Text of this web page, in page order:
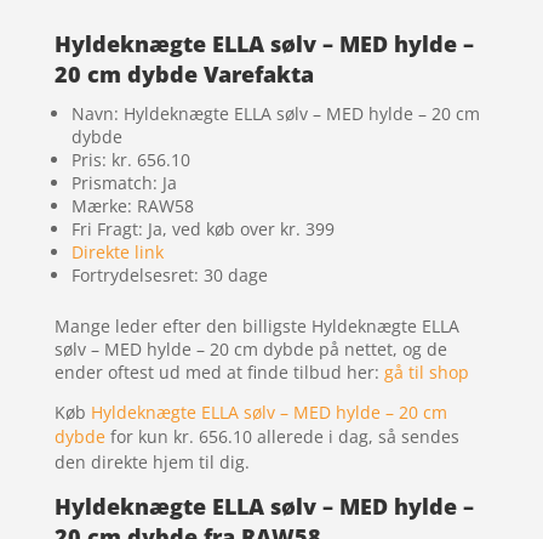
Hyldeknægte ELLA sølv – MED hylde –
20 cm dybde Varefakta
Navn: Hyldeknægte ELLA sølv – MED hylde – 20 cm
dybde
Pris: kr. 656.10
Prismatch: Ja
Mærke: RAW58
Fri Fragt: Ja, ved køb over kr. 399
Direkte link
Fortrydelsesret: 30 dage
Mange leder efter den billigste Hyldeknægte ELLA
sølv – MED hylde – 20 cm dybde på nettet, og de
ender oftest ud med at finde tilbud her: gå til shop
Køb Hyldeknægte ELLA sølv – MED hylde – 20 cm
dybdefor kun kr. 656.10 allerede i dag, så sendes
den direkte hjem til dig.
Hyldeknægte ELLA sølv – MED hylde –